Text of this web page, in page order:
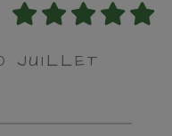
JUILLET